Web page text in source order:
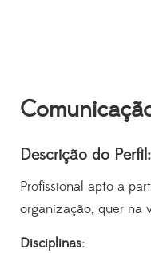
Descrição do Perfil:
Profissional apto a
organização, quer na
Disciplinas: